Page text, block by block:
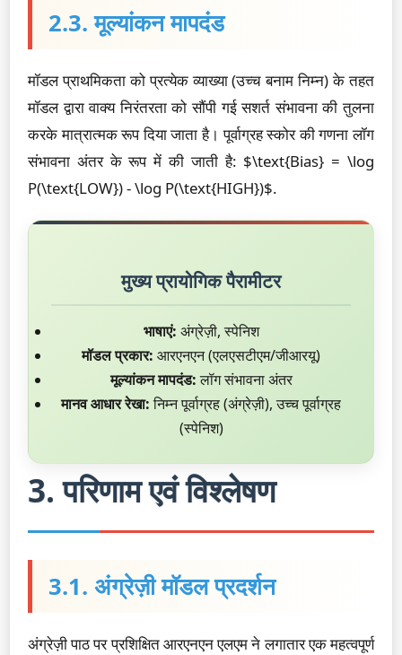
2.3. मूल्यांकन मापदंड
मॉडल प्राथमिकता को प्रत्येक व्याख्या (उच्च बनाम निम्न) के तहत
मॉडल द्वारा वाक्य निरंतरता को सौंपी गई सशर्त संभावना की तुलना
करके मात्रात्मक रूप दिया जाता है। पूर्वाग्रह स्कोर की गणना लॉग
संभावना अंतर के रूप में की जाती है: $\text{Bias} = \log
P(\text{LOW}) - \log P(\text{HIGH})$.
मुख्य प्रायोगिक पैरामीटर
भाषाएं: अंग्रेज़ी, स्पेनिश
मॉडल प्रकार: आरएनएन (एलएसटीएम/जीआरयू)
मूल्यांकन मापदंड:लॉग संभावना अंतर
मानव आधार रेखा:निम्न पूर्वाग्रह (अंग्रेज़ी), उच्च पूर्वाग्रह
(स्पेनिश)
3. परिणाम एवं विश्लेषण
3.1. अंग्रेज़ी मॉडल प्रदर्शन
अंग्रेज़ी पाठ पर प्रशिक्षित आरएनएन एलएम ने लगातार एक महत्वपूर्ण